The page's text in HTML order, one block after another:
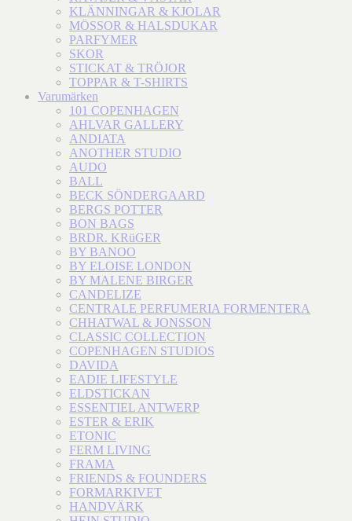
KLÄNNINGAR & KJOLAR
MÖSSOR & HALSDUKAR
PARFYMER
SKOR
STICKAT & TRÖJOR
TOPPAR & T-SHIRTS
Varumärken
101 COPENHAGEN
AHLVAR GALLERY
ANDIATA
ANOTHER STUDIO
AUDO
BALL
BECK SÖNDERGAARD
BERGS POTTER
BON BAGS
BRDR. KRüGER
BY BANOO
BY ELOISE LONDON
BY MALENE BIRGER
CANDELIZE
CENTRALE PERFUMERIA FORMENTERA
CHHATWAL & JONSSON
CLASSIC COLLECTION
COPENHAGEN STUDIOS
DAVIDA
EADIE LIFESTYLE
ELDSTICKAN
ESSENTIEL ANTWERP
ESTER & ERIK
ETONIC
FERM LIVING
FRAMA
FRIENDS & FOUNDERS
FORMARKIVET
HANDVÄRK